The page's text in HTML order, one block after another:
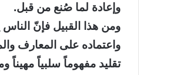
وإعادة لما صُنع من قبل.
ومن هذا القبيل فإنّ الناس
واعتماده على المعارف
تقليد مفهوماً سلبياً مهيناً